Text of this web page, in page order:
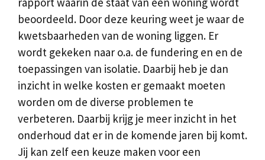
beoordeeld. Door deze keuring weet je waar de
kwetsbaarheden van de woning liggen. Er
wordt gekeken naar o.a. de fundering en en de
toepassingen van isolatie. Daarbij heb je dan
inzicht in welke kosten er gemaakt moeten
worden om de diverse problemen te
verbeteren. Daarbij krijg je meer inzicht in het
onderhoud dat er in de komende jaren bij komt.
Jij kan zelf een keuze maken voor een